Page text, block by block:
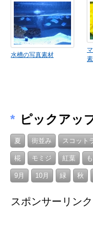
水槽の写真素材
* ピックアッ
夏 街並み スコット
椛 モミジ 紅葉
9月 10月 緑 秋
スポンサーリンク